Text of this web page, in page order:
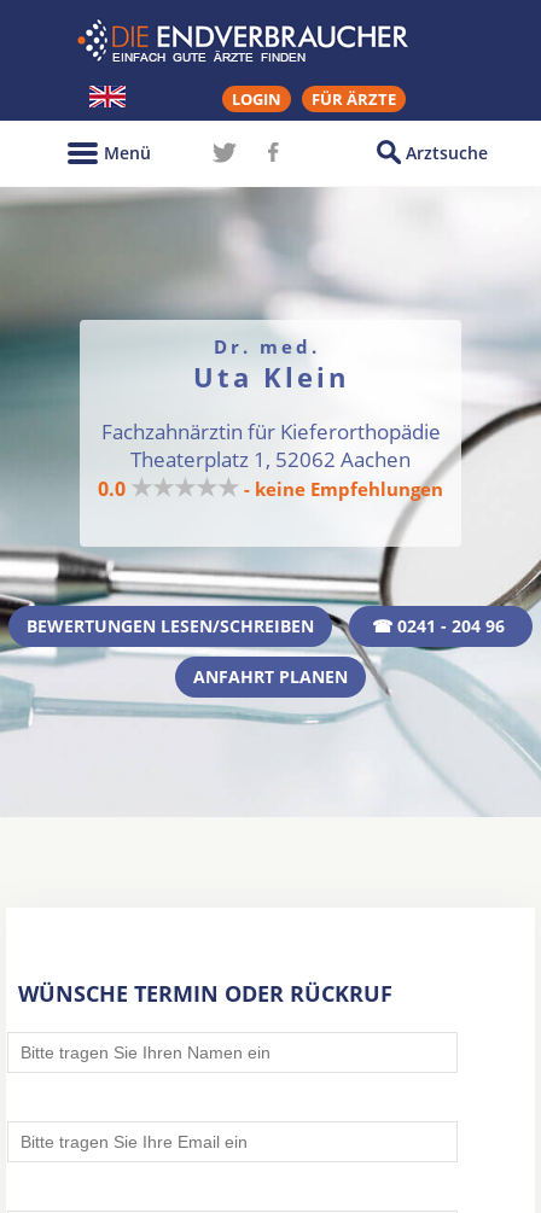
LOGIN FÜR ÄRZTE
Arztsuche
Menü
Dr. med.
Uta Klein
Fachzahnärztin für Kieferorthopädie
Theaterplatz 1, 52062 Aachen
0.0 ★★★★★ - keine Empfehlungen
BEWERTUNGEN LESEN/SCHREIBEN ☎ 0241 - 204 96
ANFAHRT PLANEN
WÜNSCHE TERMIN ODER RÜCKRUF